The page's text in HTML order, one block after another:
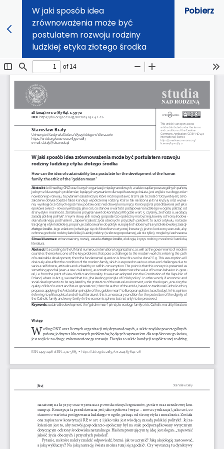
W jaki sposób idea
zrównoważenia może być
postulatem rozwoju rodziny
ludzkiej: etyka złotego środka
Pobierz